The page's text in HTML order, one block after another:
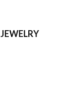
JEWELRY